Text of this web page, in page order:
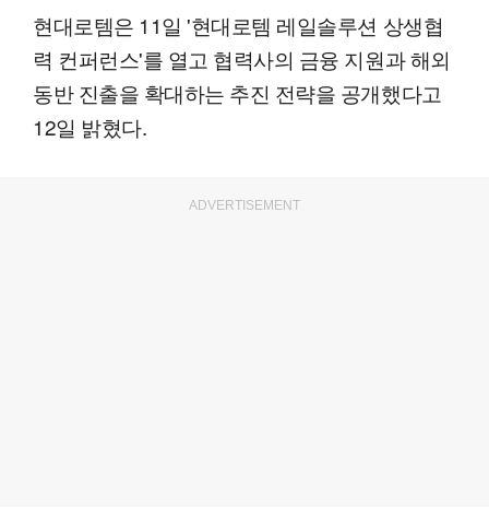
현대로템은 11일 '현대로템 레일솔루션 상생협
력 컨퍼런스'를 열고 협력사의 금융 지원과 해외
동반 진출을 확대하는 추진 전략을 공개했다고
12일 밝혔다.
ADVERTISEMENT